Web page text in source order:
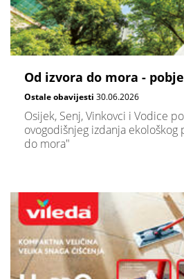
Od izvora do mora -
Ostale obavijesti 30.06.2026
Osijek, Senj, Vinkovci i Vodice
ovogodišnjeg izdanja ekološkog
do mora"